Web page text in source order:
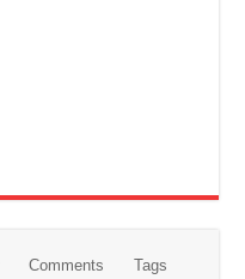
Comments Tags